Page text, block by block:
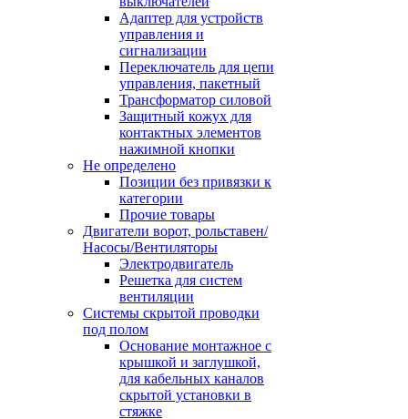
Адаптер для устройств
управления и
сигнализации
Переключатель для цепи
управления, пакетный
Трансформатор силовой
Защитный кожух для
контактных элементов
нажимной кнопки
Не определено
Позиции без привязки к
категории
Прочие товары
Двигатели ворот, рольставен/
Насосы/Вентиляторы
Электродвигатель
Решетка для систем
вентиляции
Системы скрытой проводки
под полом
Основание монтажное с
крышкой и заглушкой,
для кабельных каналов
скрытой установки в
стяжке